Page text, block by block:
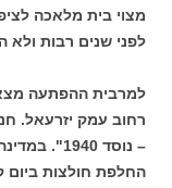
מצוי בית מלאכה
לפני שנים רבות ולא
רחוב עמק יזרעאל.
– נוסד
החלפת חולצות ביום